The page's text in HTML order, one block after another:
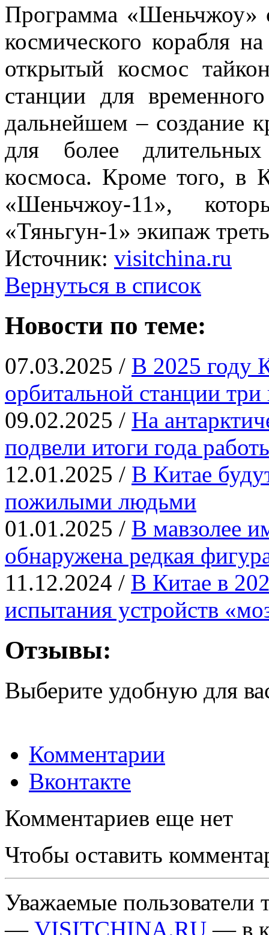
Программа «Шеньчжоу»
космического корабля
открытый космос
станции для
дальнейшем – создание
для более длительных
космоса. Кроме того, в
«Шеньчжоу-11»,
«Тяньгун-1» экипаж
Источник: visitchina.ru
Вернуться в список
Новости по теме:
07.03.2025 / В 2025 году
орбитальной станции три
09.02.2025 / На
подвели итоги года
12.01.2025 / В Китае
пожилыми людьми
01.01.2025 / В мавзолее
обнаружена редкая
11.12.2024 / В Китае в
испытания устройств
Отзывы:
Выберите удобную для
Комментарии
Вконтакте
Комментариев еще нет
Чтобы оставить
Уважаемые пользователи
— VISITCHINA.RU — в